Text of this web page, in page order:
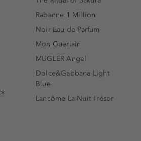
Rabanne 1 Million
Noir Eau de Parfum
Mon Guerlain
MUGLER Angel
Dolce&Gabbana Light
Blue
Lancôme La Nuit Trésor